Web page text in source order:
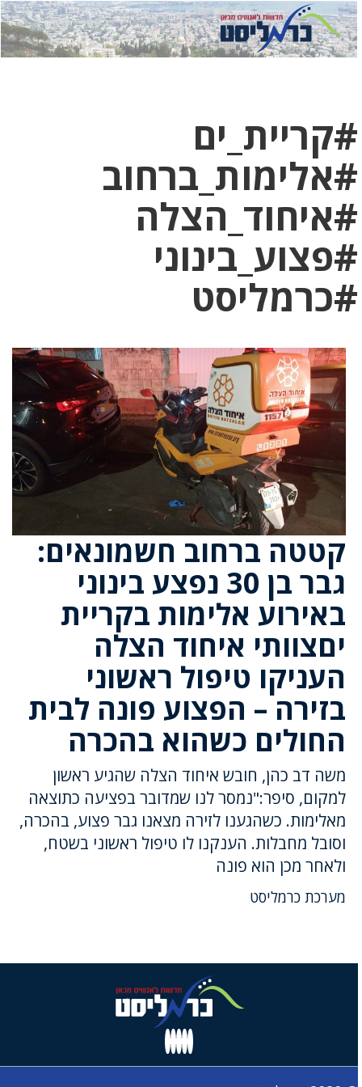
לחץ
כאן
לחץ
כדי
#קריית_ים
#אלימות_ברחוב
#איחוד_הצלה
#פצוע_בינוני
#כרמליסט
קטטה ברחוב חשמונאים:
גבר בן 30 נפצע בינוני
באירוע אלימות בקריית
יםצוותי איחוד הצלה
העניקו טיפול ראשוני
בזירה – הפצוע פונה לבית
החולים כשהוא בהכרה
משה דב כהן, חובש איחוד הצלה שהגיע ראשון
למקום, סיפר:"נמסר לנו שמדובר בפציעה כתוצאה
מאלימות. כשהגענו לזירה מצאנו גבר פצוע, בהכרה,
וסובל מחבלות. הענקנו לו טיפול ראשוני בשטח,
ולאחר מכן הוא פונה
מערכת כרמליסט